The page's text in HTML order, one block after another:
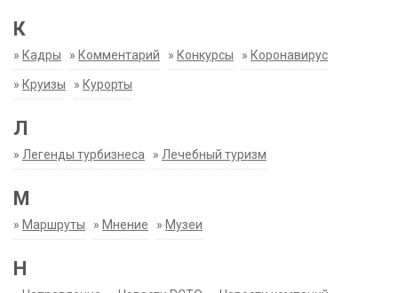
К
» Кадры » Комментарий » Конкурсы » Коронавирус
» Круизы » Курорты
Л
» Легенды турбизнеса » Лечебный туризм
М
» Маршруты » Мнение » Музеи
Н